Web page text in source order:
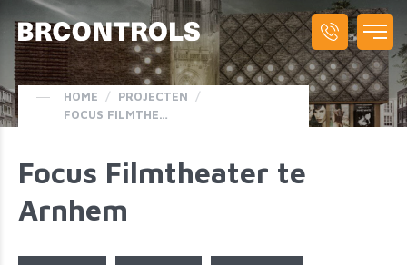
HOME / PROJECTEN /
FOCUS FILMTHEATER TE ARNHEM
Focus Filmtheater te
Arnhem